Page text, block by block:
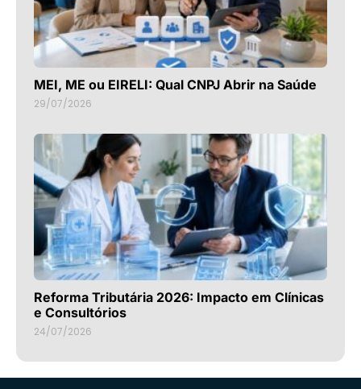
MEI, ME ou EIRELI: Qual CNPJ Abrir na Saúde
29/07/2026
Reforma Tributária 2026: Impacto em Clínicas
e Consultórios
24/07/2026